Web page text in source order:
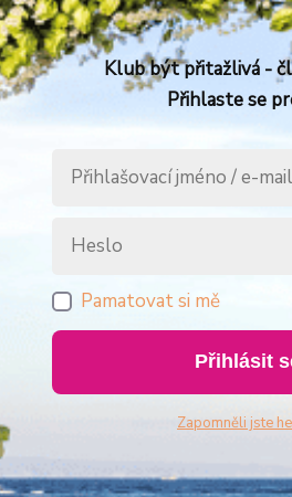
Klub být přitažlivá -
Přihlaste se
Pamatovat si mě
Přihlásit
Zapomněli jste